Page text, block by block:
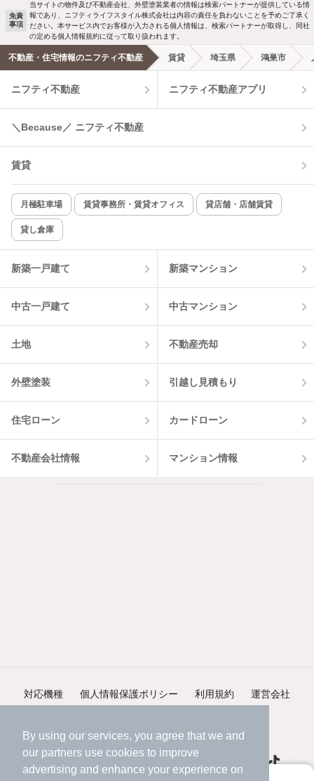
By using our services, you agree that we and
our partners use cookies to improve
advertising and enhance your experience on
洗濯機置場あり 独立洗面台
エアコンあり 都市ガス
温水洗浄便座 オートロック
コンロ2口以上
新着のみ インターネット無料
該当件数:
物件一覧に反映
免責
事項
当サイトの物件及び不動産会社、外壁塗装業者の情報は検索パートナーが提供している情
報であり、ニフティライフスタイル株式会社は内容の責任を負わないことを予めご了承く
ださい。本サービス内でお客様が入力される個人情報は、検索パートナーが取得し、同社
の定める個人情報規約に従って取り扱われます。
不動産・住宅情報のニフティ不動産 賃貸 埼玉県 鴻巣市
ニフティ不動産 ニフティ不動産アプリ
＼Because／ ニフティ不動産
賃貸
月極駐車場 賃貸事務所・賃貸オフィス 貸店舗・店舗賃貸
貸し倉庫
新築一戸建て 新築マンション
中古一戸建て 中古マンション
土地 不動産売却
外壁塗装 引越し見積もり
住宅ローン カードローン
不動産会社情報 マンション情報
対応機種 個人情報保護ポリシー 利用規約 運営会社